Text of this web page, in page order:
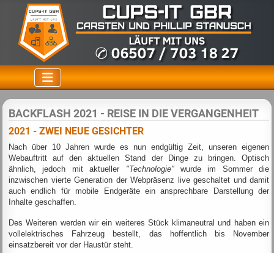
BACKFLASH 2021 - REISE IN DIE VERGANGENHEIT
2021 - ZWEI NEUE GESICHTER
Nach über 10 Jahren wurde es nun endgültig Zeit, unseren eigenen
Webauftritt auf den aktuellen Stand der Dinge zu bringen. Optisch
ähnlich, jedoch mit aktueller "Technologie"wurde im Sommer die
inzwischen vierte Generation der Webpräsenz live geschaltet und damit
auch endlich für mobile Endgeräte ein ansprechbare Darstellung der
Inhalte geschaffen.
Des Weiteren werden wir ein weiteres Stück klimaneutral und haben ein
vollelektrisches Fahrzeug bestellt, das hoffentlich bis November
einsatzbereit vor der Haustür steht.